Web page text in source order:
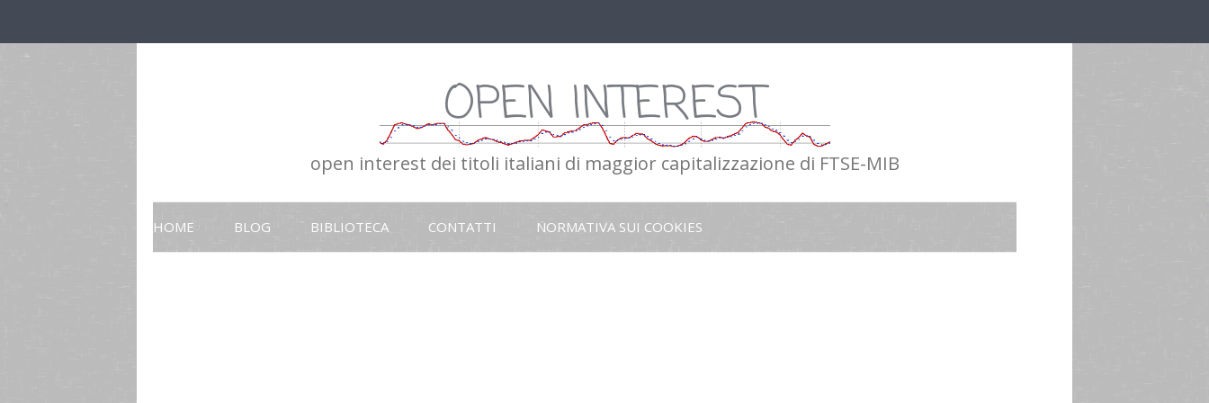
OPEN INTEREST
open interest dei titoli italiani di maggior capitalizzazione di FTSE-MIB
Vai
al
contenuto
HOME BLOG BIBLIOTECA CONTATTI NORMATIVA SUI COOKIES